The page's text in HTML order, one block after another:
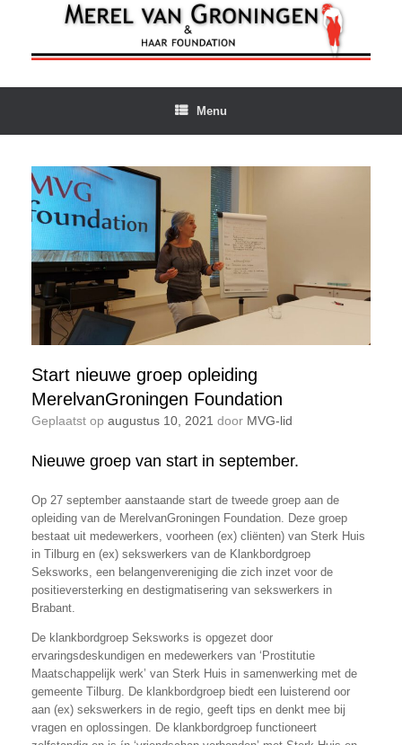
inhoud
Menu
Start nieuwe groep opleiding
MerelvanGroningen Foundation
Geplaatst op augustus 10, 2021 door MVG-lid
Nieuwe groep van start in september.
Op 27 september aanstaande start de tweede groep aan de
opleiding van de MerelvanGroningen Foundation. Deze groep
bestaat uit medewerkers, voorheen (ex) cliënten) van Sterk Huis
in Tilburg en (ex) sekswerkers van de Klankbordgroep
Seksworks, een belangenvereniging die zich inzet voor de
positieversterking en destigmatisering van sekswerkers in
Brabant.
De klankbordgroep Seksworks is opgezet door
ervaringsdeskundigen en medewerkers van ‘Prostitutie
Maatschappelijk werk’ van Sterk Huis in samenwerking met de
gemeente Tilburg. De klankbordgroep biedt een luisterend oor
aan (ex) sekswerkers in de regio, geeft tips en denkt mee bij
vragen en oplossingen. De klankbordgroep functioneert